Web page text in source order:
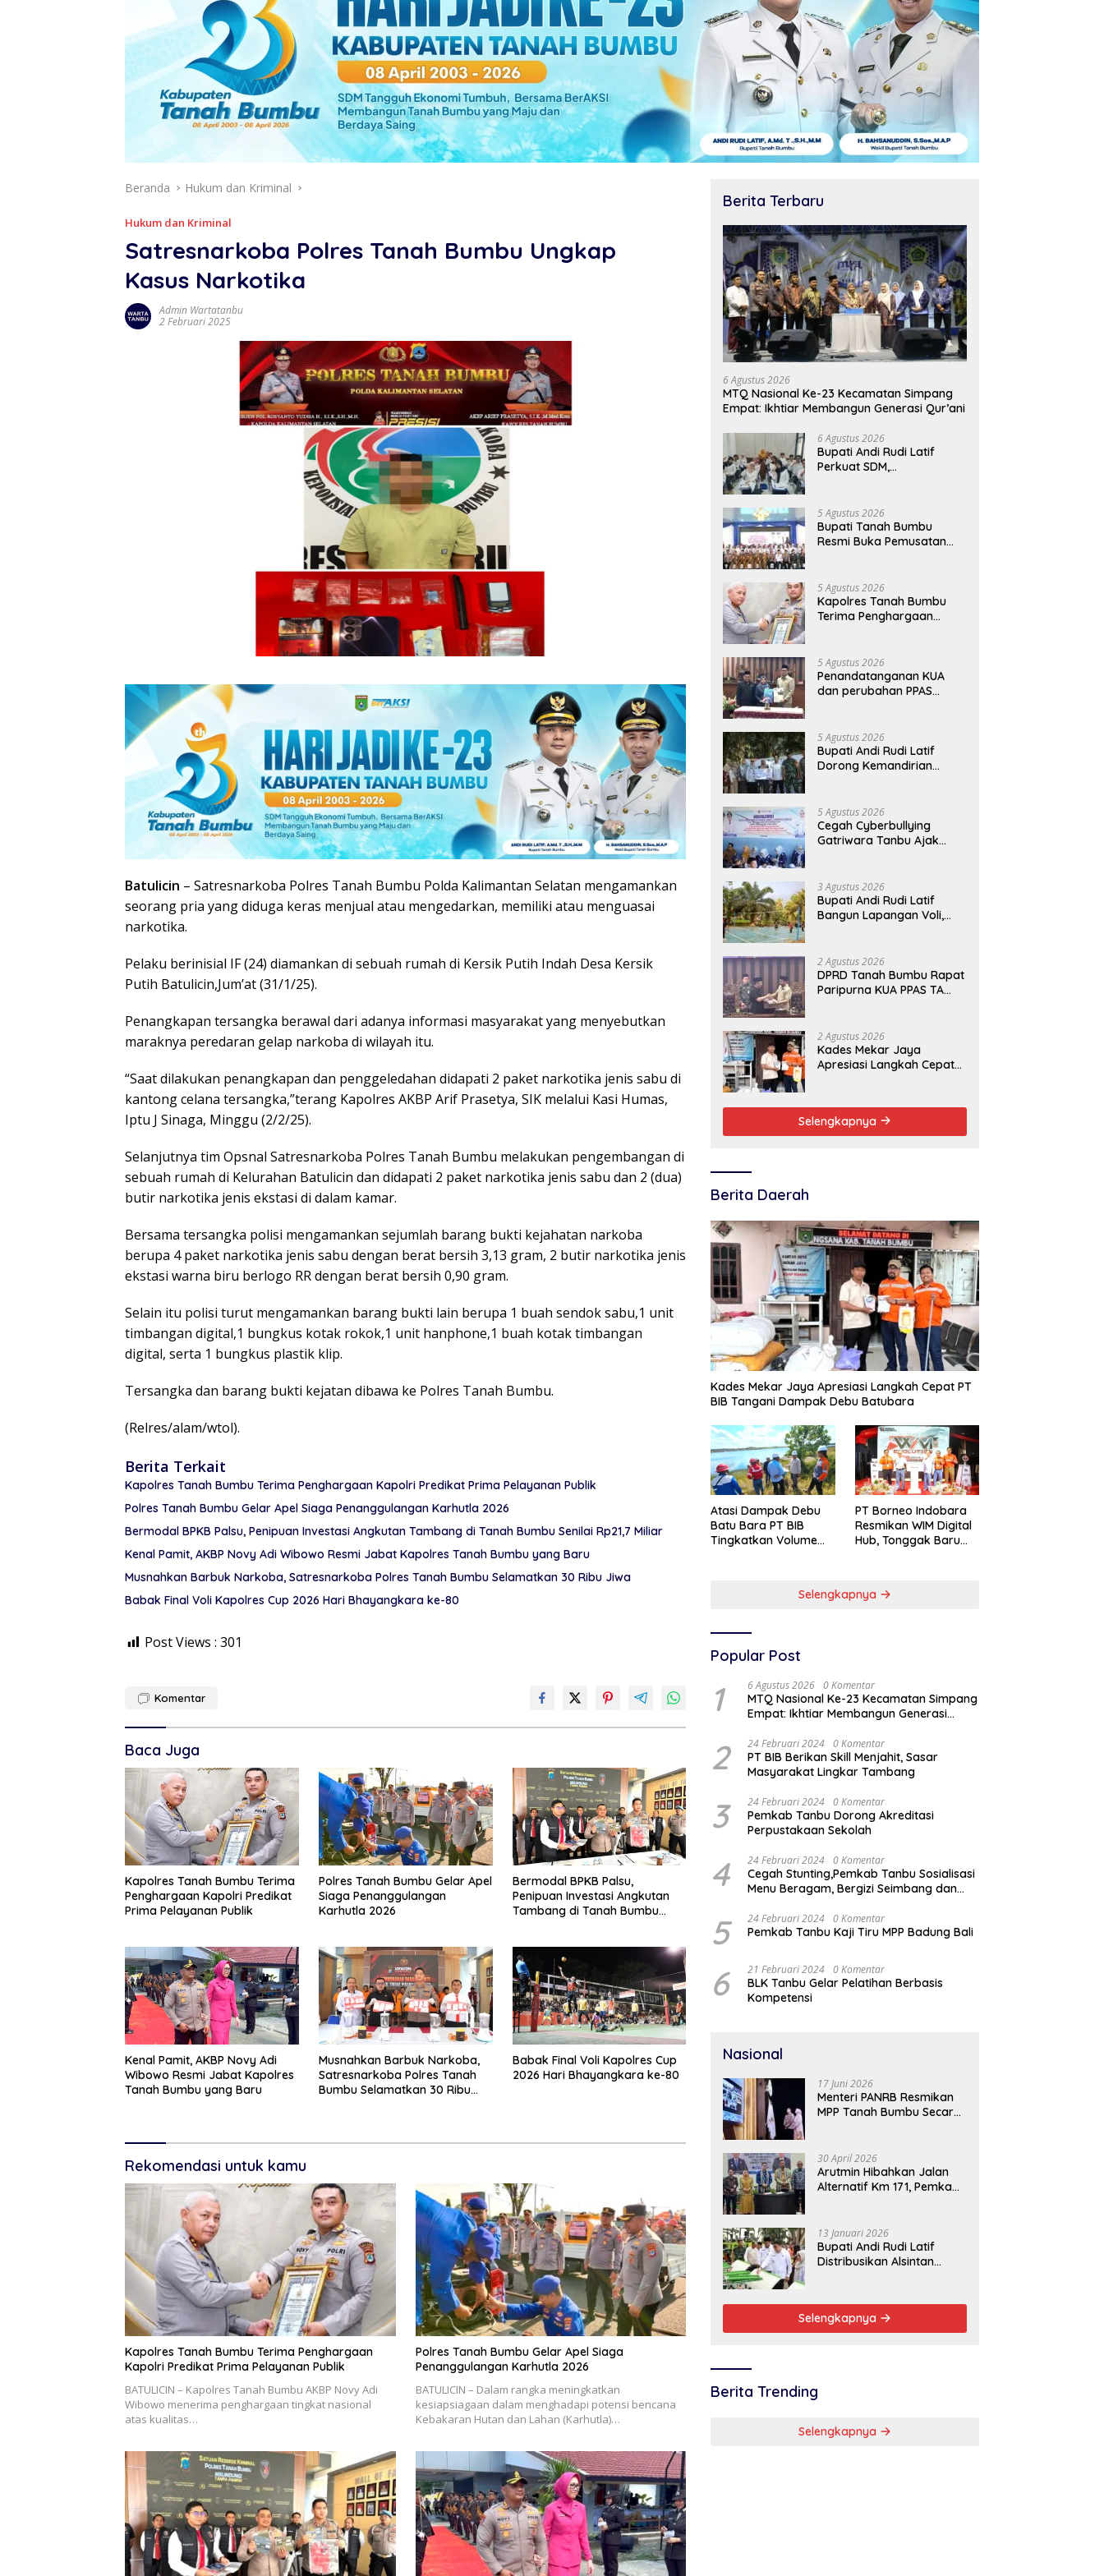
Beranda Hukum dan Kriminal
Hukum dan Kriminal
Satresnarkoba Polres Tanah Bumbu Ungkap
Kasus Narkotika
Admin Wartatanbu
2 Februari 2025
Batulicin – Satresnarkoba Polres Tanah Bumbu Polda Kalimantan Selatan mengamankan
seorang pria yang diduga keras menjual atau mengedarkan, memiliki atau menguasai
narkotika.
Pelaku berinisial IF (24) diamankan di sebuah rumah di Kersik Putih Indah Desa Kersik
Putih Batulicin,Jum’at (31/1/25).
Penangkapan tersangka berawal dari adanya informasi masyarakat yang menyebutkan
maraknya peredaran gelap narkoba di wilayah itu.
“Saat dilakukan penangkapan dan penggeledahan didapati 2 paket narkotika jenis sabu di
kantong celana tersangka,”terang Kapolres AKBP Arif Prasetya, SIK melalui Kasi Humas,
Iptu J Sinaga, Minggu (2/2/25).
Selanjutnya tim Opsnal Satresnarkoba Polres Tanah Bumbu melakukan pengembangan di
sebuah rumah di Kelurahan Batulicin dan didapati 2 paket narkotika jenis sabu dan 2 (dua)
butir narkotika jenis ekstasi di dalam kamar.
Bersama tersangka polisi mengamankan sejumlah barang bukti kejahatan narkoba
berupa 4 paket narkotika jenis sabu dengan berat bersih 3,13 gram, 2 butir narkotika jenis
ekstasi warna biru berlogo RR dengan berat bersih 0,90 gram.
Selain itu polisi turut mengamankan barang bukti lain berupa 1 buah sendok sabu,1 unit
timbangan digital,1 bungkus kotak rokok,1 unit hanphone,1 buah kotak timbangan
digital, serta 1 bungkus plastik klip.
Tersangka dan barang bukti kejatan dibawa ke Polres Tanah Bumbu.
(Relres/alam/wtol).
Berita Terkait
Kapolres Tanah Bumbu Terima Penghargaan Kapolri Predikat Prima Pelayanan Publik
Polres Tanah Bumbu Gelar Apel Siaga Penanggulangan Karhutla 2026
Bermodal BPKB Palsu, Penipuan Investasi Angkutan Tambang di Tanah Bumbu Senilai Rp21,7 Miliar
Kenal Pamit, AKBP Novy Adi Wibowo Resmi Jabat Kapolres Tanah Bumbu yang Baru
Musnahkan Barbuk Narkoba, Satresnarkoba Polres Tanah Bumbu Selamatkan 30 Ribu Jiwa
Babak Final Voli Kapolres Cup 2026 Hari Bhayangkara ke-80
Post Views : 301
Komentar
Baca Juga
Kapolres Tanah Bumbu Terima
Penghargaan Kapolri Predikat
Prima Pelayanan Publik
Polres Tanah Bumbu Gelar Apel
Siaga Penanggulangan
Karhutla 2026
Bermodal BPKB Palsu,
Penipuan Investasi Angkutan
Tambang di Tanah Bumbu
Kenal Pamit, AKBP Novy Adi
Wibowo Resmi Jabat Kapolres
Tanah Bumbu yang Baru
Musnahkan Barbuk Narkoba,
Satresnarkoba Polres Tanah
Bumbu Selamatkan 30 Ribu
Babak Final Voli Kapolres Cup
2026 Hari Bhayangkara ke-80
Rekomendasi untuk kamu
Kapolres Tanah Bumbu Terima Penghargaan
Kapolri Predikat Prima Pelayanan Publik
BATULICIN – Kapolres Tanah Bumbu AKBP Novy Adi
Wibowo menerima penghargaan tingkat nasional
atas kualitas…
Polres Tanah Bumbu Gelar Apel Siaga
Penanggulangan Karhutla 2026
BATULICIN – Dalam rangka meningkatkan
kesiapsiagaan dalam menghadapi potensi bencana
Kebakaran Hutan dan Lahan (Karhutla)…
Berita Terbaru
6 Agustus 2026
MTQ Nasional Ke-23 Kecamatan Simpang
Empat: Ikhtiar Membangun Generasi Qur’ani
6 Agustus 2026
Bupati Andi Rudi Latif
Perkuat SDM,
dan Barbershop
5 Agustus 2026
Bupati Tanah Bumbu
Resmi Buka Pemusatan
5 Agustus 2026
Kapolres Tanah Bumbu
Terima Penghargaan
5 Agustus 2026
Penandatanganan KUA
dan perubahan PPAS
5 Agustus 2026
Bupati Andi Rudi Latif
Dorong Kemandirian
5 Agustus 2026
Cegah Cyberbullying
Gatriwara Tanbu Ajak
3 Agustus 2026
Bupati Andi Rudi Latif
Bangun Lapangan Voli,
2 Agustus 2026
DPRD Tanah Bumbu Rapat
Paripurna KUA PPAS TA
2 Agustus 2026
Kades Mekar Jaya
Apresiasi Langkah Cepat
Selengkapnya
Berita Daerah
Kades Mekar Jaya Apresiasi Langkah Cepat PT
BIB Tangani Dampak Debu Batubara
Atasi Dampak Debu
Batu Bara PT BIB
Tingkatkan Volume
PT Borneo Indobara
Resmikan WIM Digital
Hub, Tonggak Baru
Batubara
Selengkapnya
Popular Post
1 6 Agustus 2026 0 Komentar
MTQ Nasional Ke-23 Kecamatan Simpang
Empat: Ikhtiar Membangun Generasi
2 24 Februari 2024 0 Komentar
PT BIB Berikan Skill Menjahit, Sasar
Masyarakat Lingkar Tambang
3 24 Februari 2024 0 Komentar
Pemkab Tanbu Dorong Akreditasi
Perpustakaan Sekolah
4 24 Februari 2024 0 Komentar
Cegah Stunting,Pemkab Tanbu Sosialisasi
Menu Beragam, Bergizi Seimbang dan
5 24 Februari 2024 0 Komentar
Pemkab Tanbu Kaji Tiru MPP Badung Bali
6 21 Februari 2024 0 Komentar
BLK Tanbu Gelar Pelatihan Berbasis
Kompetensi
Nasional
17 Juni 2026
Menteri PANRB Resmikan
MPP Tanah Bumbu Secara
30 April 2026
Arutmin Hibahkan Jalan
Alternatif Km 171, Pemkab
13 Januari 2026
Bupati Andi Rudi Latif
Distribusikan Alsintan
Selengkapnya
Berita Trending
Selengkapnya